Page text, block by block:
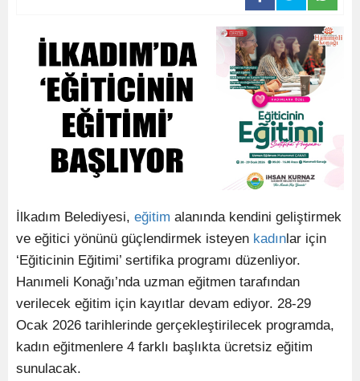
İlkadım Belediyesi, eğitim alanında kendini geliştirmek
ve eğitici yönünü güçlendirmek isteyen kadınlar için
‘Eğiticinin Eğitimi’ sertifika programı düzenliyor.
Hanımeli Konağı’nda uzman eğitmen tarafından
verilecek eğitim için kayıtlar devam ediyor. 28-29
Ocak 2026 tarihlerinde gerçekleştirilecek programda,
kadın eğitmenlere 4 farklı başlıkta ücretsiz eğitim
sunulacak.